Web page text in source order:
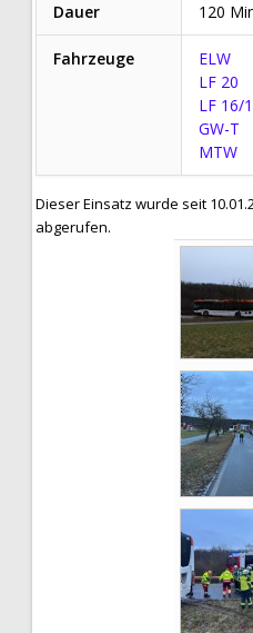
Dauer 120
Fahrzeuge
ELW
LF 20
LF 16/
GW-T
MTW
Dieser Einsatz wurde seit
abgerufen.